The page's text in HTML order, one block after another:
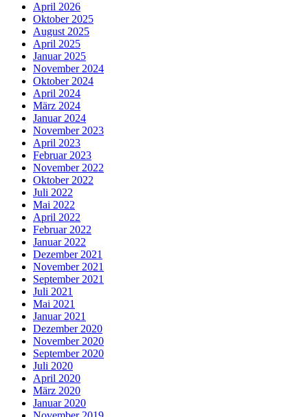
April 2026
Oktober 2025
August 2025
April 2025
Januar 2025
November 2024
Oktober 2024
April 2024
März 2024
Januar 2024
November 2023
April 2023
Februar 2023
November 2022
Oktober 2022
Juli 2022
Mai 2022
April 2022
Februar 2022
Januar 2022
Dezember 2021
November 2021
September 2021
Juli 2021
Mai 2021
Januar 2021
Dezember 2020
November 2020
September 2020
Juli 2020
April 2020
März 2020
Januar 2020